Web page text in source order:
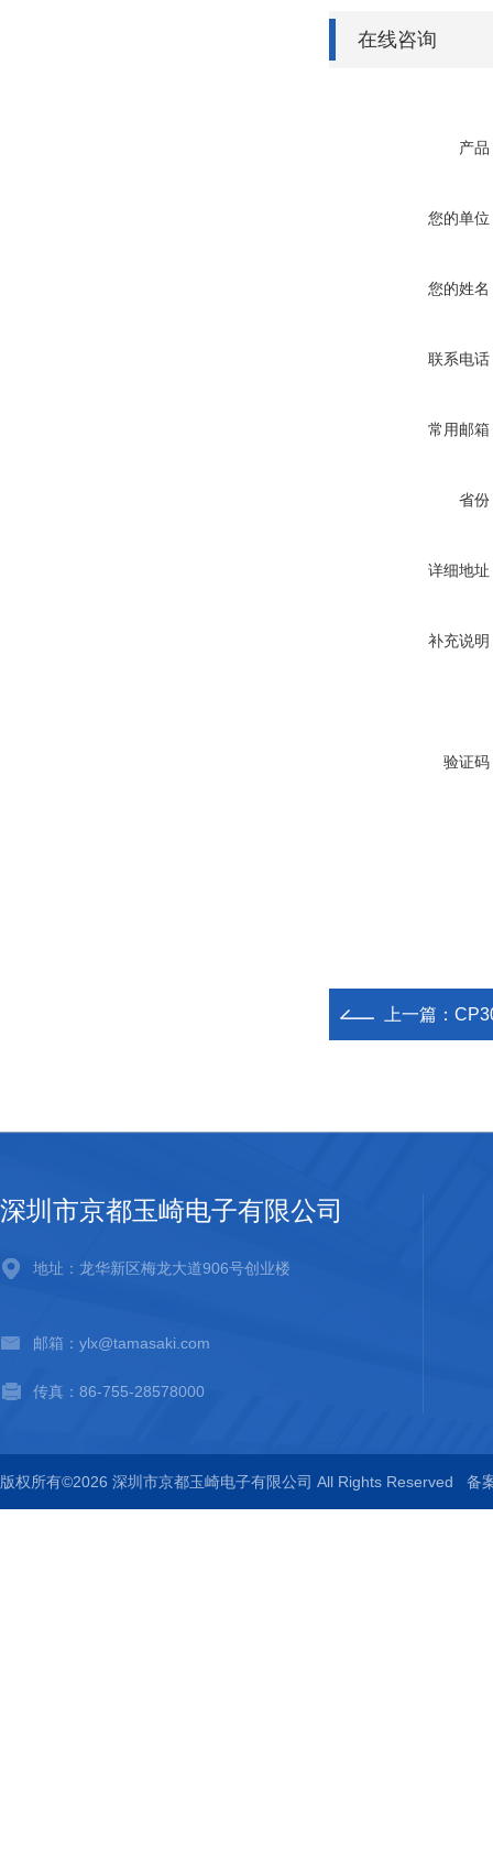
在线咨询
产品
您的单位
您的姓名
联系电话
常用邮箱
省份
详细地址
补充说明
验证码
上一篇：
深圳市京都玉崎电子有限公司
地址：龙华新区梅龙大道906号创业楼
邮箱：ylx@tamasaki.com
传真：86-755-28578000
版权所有©2026 深圳市京都玉崎电子有限公司 All Rights Reserved 备